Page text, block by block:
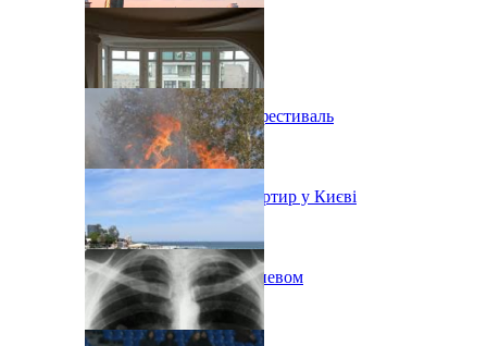
В Киеве состоится эко-фестиваль
Ситуація з орендою квартир у Києві
Пожар на свалке под Киевом